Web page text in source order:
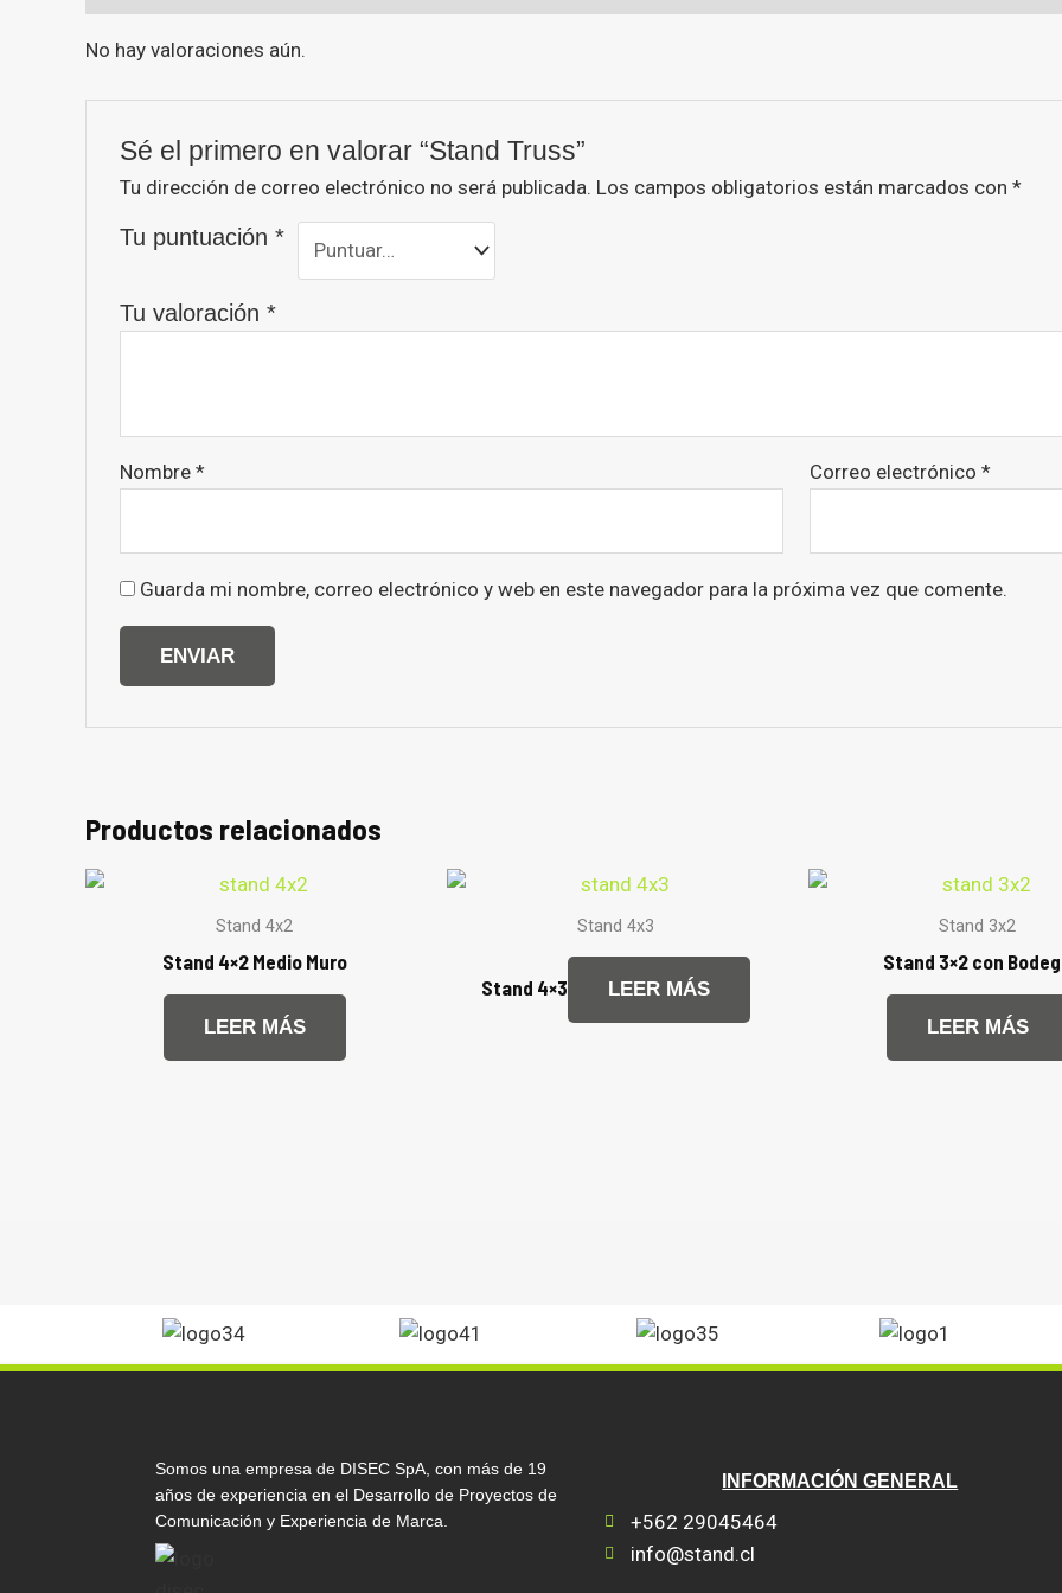
No hay valoraciones aún.
Sé el primero en valorar “Stand Truss”
Tu dirección de correo electrónico no será publicada. Los campos obligatorios están marcados con*
Tu puntuación*
Tu valoración*
Nombre* Correo electrónico*
Guarda mi nombre, correo electrónico y web en este navegador para la próxima vez que comente.
Productos relacionados
Stand 4x2
Stand 4×2 Medio Muro
LEER MÁS
Stand 4x3
Stand 4×3 LEER MÁS
Stand 3x2
Stand 3×2 con
LEER MÁS
Somos una empresa de DISEC SpA, con más de 19
años de experiencia en el Desarrollo de Proyectos de
Comunicación y Experiencia de Marca.
INFORMACIÓN GENERAL
+562 29045464
info@stand.cl